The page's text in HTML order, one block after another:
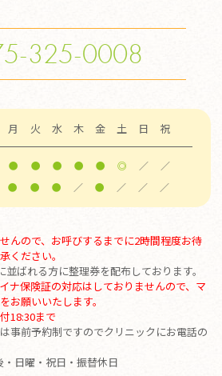
325-0008
月 火 水 木 金 土 日 祝
● ● ● ● ● ◎ ／ ／
● ● ● ／ ● ／ ／ ／
んので、お呼びするまでに2時間程度お待
ください。
ばれる方に整理券を配布しております。
ナ保険証の対応はしておりませんので、マ
お願いいたします。
18:30まで
事前予約制ですのでクリニックにお電話の
日曜・祝日・振替休日